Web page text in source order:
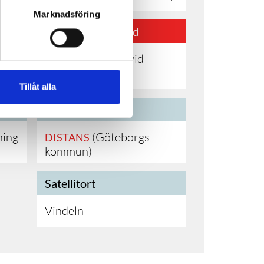
Marknadsföring
Tillåt alla
Ansökan är stängd
Kontakta skolan vid
intresse
DISTANS (Göteborgs
kommun)
Satellitort
Vindeln